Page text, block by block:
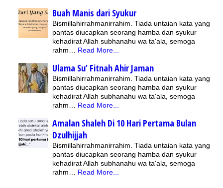
Buah Manis dari Syukur
Bismillahirrahmanirrahim. Tiada untaian kata yang
pantas diucapkan seorang hamba dan syukur
kehadirat Allah subhanahu wa ta'ala, semoga
rahm… Read More...
Ulama Su’ Fitnah Ahir Jaman
Bismillahirrahmanirrahim. Tiada untaian kata yang
pantas diucapkan seorang hamba dan syukur
kehadirat Allah subhanahu wa ta'ala, semoga
rahm… Read More...
Amalan Shaleh Di 10 Hari Pertama Bulan
Dzulhijjah
Bismillahirrahmanirrahim. Tiada untaian kata yang
pantas diucapkan seorang hamba dan syukur
kehadirat Allah subhanahu wa ta'ala, semoga
rahm… Read More...